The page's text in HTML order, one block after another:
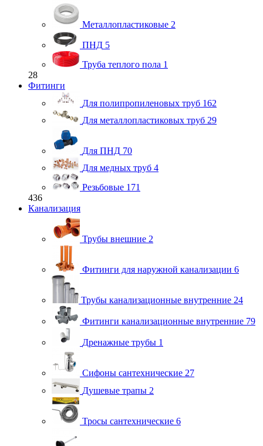
Металлопластиковые 2
ПНД 5
Труба теплого пола 1
28
Фитинги
Для полипропиленовых труб 162
Для металлопластиковых труб 29
Для ПНД 70
Для медных труб 4
Резьбовые 171
436
Канализация
Трубы внешние 2
Фитинги для наружной канализации 6
Трубы канализационные внутренние 24
Фитинги канализационные внутренние 79
Дренажные трубы 1
Сифоны сантехнические 27
Душевые трапы 2
Тросы сантехнические 6